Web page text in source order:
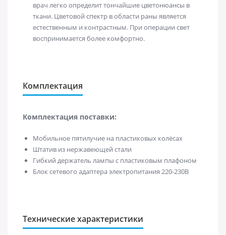
врач легко определит тончайшие цветонюансы в
ткани. Цветовой спектр в области раны является
естественным и контрастным. При операции свет
воспринимается более комфортно.
Комплектация
Комплектация поставки:
Мобильное пятилучие на пластиковых колёсах
Штатив из нержавеющей стали
Гибкий держатель лампы с пластиковым плафоном
Блок сетевого адаптера электропитания 220-230В
Технические характеристики